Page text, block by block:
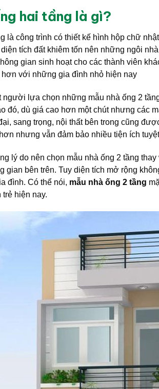
hai tầng là gì?
là công trình có thiết kế hình hộp chữ
tích đất khiêm tốn nên những ngôi
gian sinh hoạt cho các thành viên
với những gia đình nhỏ hiện nay
người lựa chọn những mẫu nhà ống 2
đó, dù giá cao hơn một chút nhưng các
sang trọng, nội thất bên trong cũng
nhưng vẫn đảm bảo nhiều tiện ích
lý do nên chọn mẫu nhà ống 2 tầng
gian bên trên. Tuy diện tích mở rộng
đình. Có thể nói, mẫu nhà ống 2 tầng
hiện nay.